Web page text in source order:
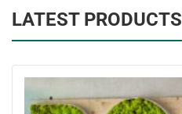
la
830.00lei
LATEST PRODUCTS